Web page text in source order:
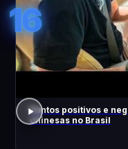
16
Pontos positivos e
chinesas no Brasil